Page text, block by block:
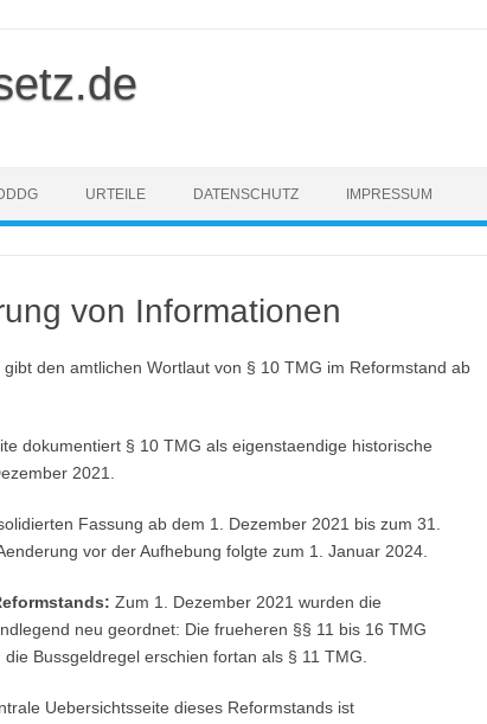
URTEILE DATENSCHUTZ IMPRESSUM
von Informationen
gibt den amtlichen Wortlaut von § 10 TMG im Reformstand ab
dokumentiert § 10 TMG als eigenstaendige historische
2021.
Fassung ab dem 1. Dezember 2021 bis zum 31.
vor der Aufhebung folgte zum 1. Januar 2024.
Zum 1. Dezember 2021 wurden die
neu geordnet: Die frueheren §§ 11 bis 16 TMG
Bussgeldregel erschien fortan als § 11 TMG.
Uebersichtsseite dieses Reformstands ist